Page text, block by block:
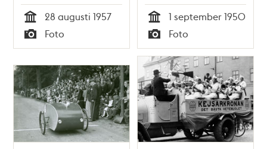
Tid
28 augusti 1957
Typ
Foto Tid
1 september 1950
Typ
Foto